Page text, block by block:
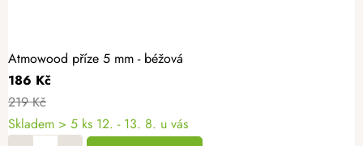
Atmowood příze 5 mm - béžová
186 Kč
219 Kč
Skladem > 5 ks 12. - 13. 8. u vás